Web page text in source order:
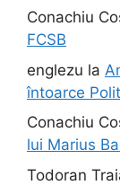
Conachiu
FCSB
englezu la
întoarce
Conachiu
lui Marius
Todoran